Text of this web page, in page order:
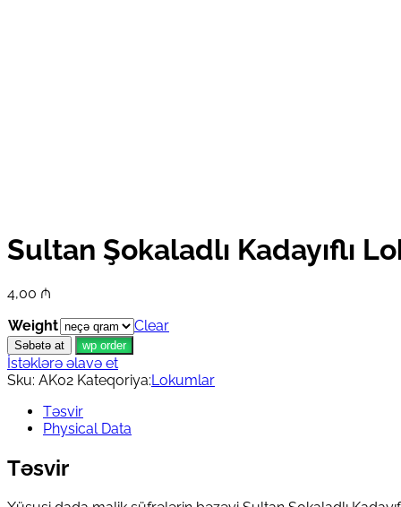
Sultan Şokaladlı Kadayıflı
4,00 ₼
Weight
Clear
Səbətə at wp order
İstəklərə əlavə et
Sku: AK02 Kateqoriya:Lokumlar
Təsvir
Physical Data
Təsvir